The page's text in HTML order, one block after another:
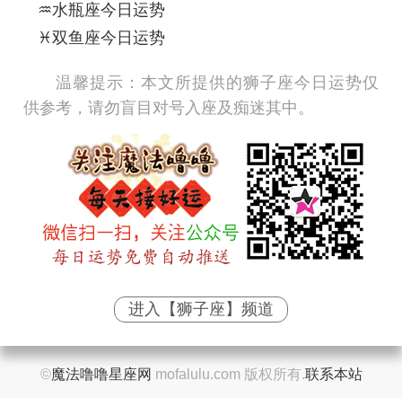
♒水瓶座今日运势
♓双鱼座今日运势
温馨提示：本文所提供的狮子座今日运势仅
供参考，请勿盲目对号入座及痴迷其中。
进入【狮子座】频道
©魔法噜噜星座网 mofalulu.com 版权所有.联系本站